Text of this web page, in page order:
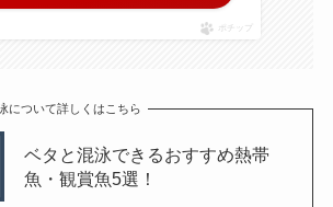
ポチップ
について詳しくはこちら
ベタと混泳できるおすすめ熱帯
魚・観賞魚5選！